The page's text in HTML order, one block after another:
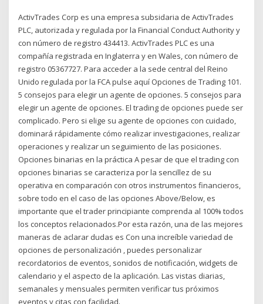
ActivTrades Corp es una empresa subsidaria de ActivTrades
PLC, autorizada y regulada por la Financial Conduct Authority y
con número de registro 434413. ActivTrades PLC es una
compañía registrada en Inglaterra y en Wales, con número de
registro 05367727. Para acceder a la sede central del Reino
Unido regulada por la FCA pulse aquí Opciones de Trading 101.
5 consejos para elegir un agente de opciones. 5 consejos para
elegir un agente de opciones. El trading de opciones puede ser
complicado. Pero si elige su agente de opciones con cuidado,
dominará rápidamente cómo realizar investigaciones, realizar
operaciones y realizar un seguimiento de las posiciones.
Opciones binarias en la práctica A pesar de que el trading con
opciones binarias se caracteriza por la sencillez de su
operativa en comparación con otros instrumentos financieros,
sobre todo en el caso de las opciones Above/Below, es
importante que el trader principiante comprenda al 100% todos
los conceptos relacionados.Por esta razón, una de las mejores
maneras de aclarar dudas es Con una increíble variedad de
opciones de personalización , puedes personalizar
recordatorios de eventos, sonidos de notificación, widgets de
calendario y el aspecto de la aplicación. Las vistas diarias,
semanales y mensuales permiten verificar tus próximos
eventos y citas con facilidad.